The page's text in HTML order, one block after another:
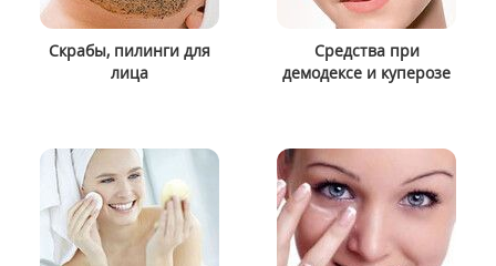
Скрабы, пилинги для
лица
Средства при
демодексе и куперозе